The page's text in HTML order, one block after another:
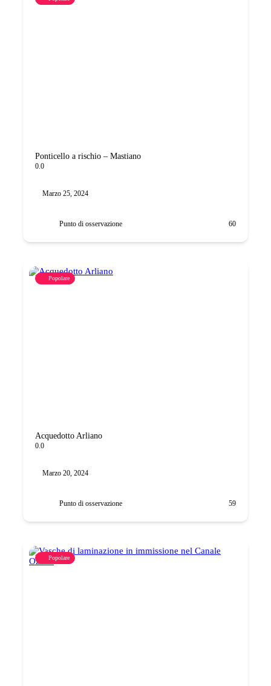
Ponticello a rischio – Mastiano
0.0
Marzo 25, 2024
Punto di osservazione 60
Popolare
Acquedotto Arliano
0.0
Marzo 20, 2024
Punto di osservazione 59
Popolare